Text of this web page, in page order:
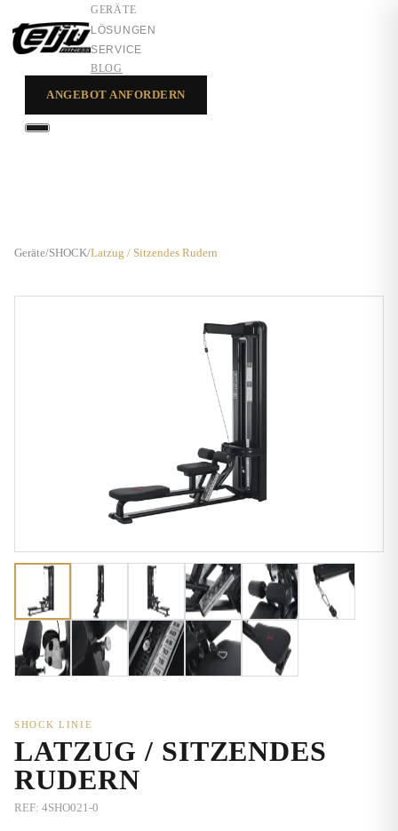
GERÄTE
LÖSUNGEN
SERVICE
BLOG
ANGEBOT ANFORDERN
Geräte/SHOCK/Latzug / Sitzendes Rudern
SHOCK LINIE
LATZUG / SITZENDES
RUDERN
REF: 4SHO021-0